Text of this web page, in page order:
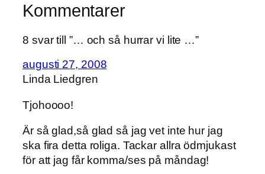
Kommentarer
8 svar till ”… och så hurrar vi lite …”
augusti 27, 2008
Linda Liedgren
Tjohoooo!
Är så glad,så glad så jag vet inte hur jag
ska fira detta roliga. Tackar allra ödmjukast
för att jag får komma/ses på måndag!